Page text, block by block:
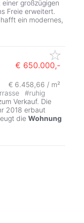
großzügigen
Freie erweitert.
ein modernes,
€ 650.000,-
€ 6.458,66 / m²
#ruhig
Verkauf. Die
2018 erbaut
die Wohnung